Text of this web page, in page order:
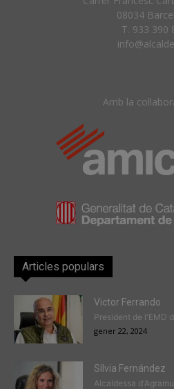
08034
T. 933 390
Amb la
Articles populars
Victor Ferrando
President de l'EMD
gener 22, 2024
Sílvia Fernández
Alcaldessa